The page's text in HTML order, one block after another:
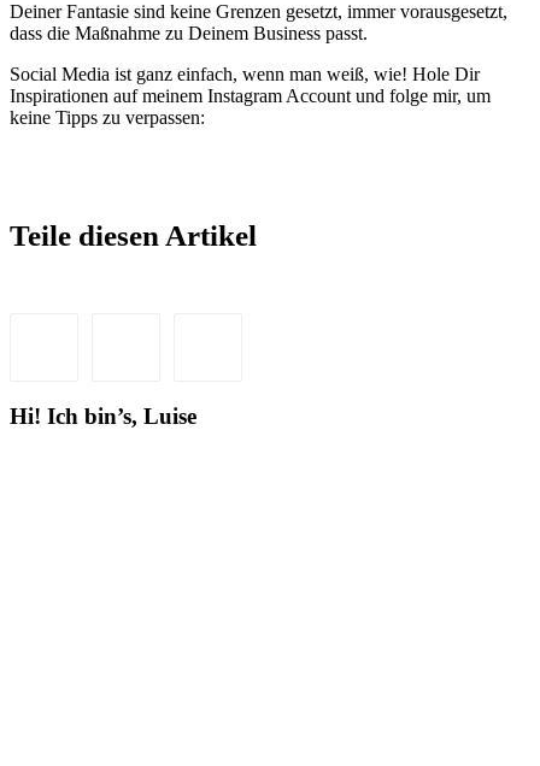
Deiner Fantasie sind keine Grenzen gesetzt, immer vorausgesetzt,
dass die Maßnahme zu Deinem Business passt.
Social Media ist ganz einfach, wenn man weiß, wie! Hole Dir
Inspirationen auf meinem Instagram Account und folge mir, um
keine Tipps zu verpassen:
Teile diesen Artikel
Hi! Ich bin’s, Luise